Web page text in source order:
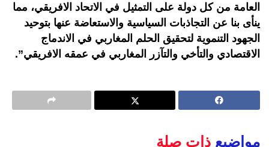
العامة من كل دولة على التمثيل في الاتحاد الافريقي، مما
ينأى بنا عن التجاذبات السياسية والاستعاضة عنها بتوحيد
الجهود التنموية لتحقيق الحلم المغاربي في الاندماج
الاقتصادي والتأخي والتآزر المغاربي في عمقه الافريقي”.
مواضيع ذات صلة